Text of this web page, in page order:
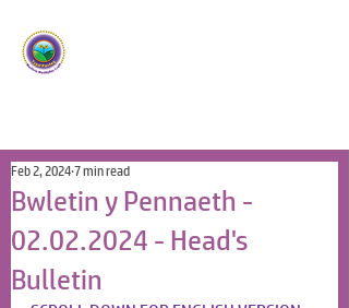
Bwletin y Pennaeth -
02.02.2024 - Head's
Bulletin
Feb 2, 20247 min read